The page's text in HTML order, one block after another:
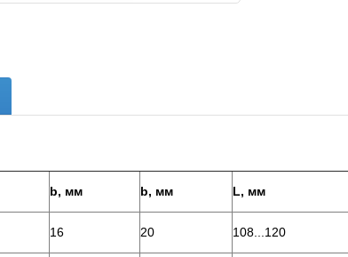
b, мм b, мм L, мм
16 20 108...120